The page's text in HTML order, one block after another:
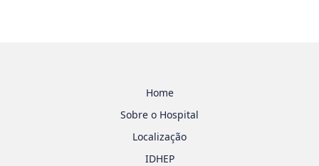
Home
Sobre o Hospital
Localização
IDHEP